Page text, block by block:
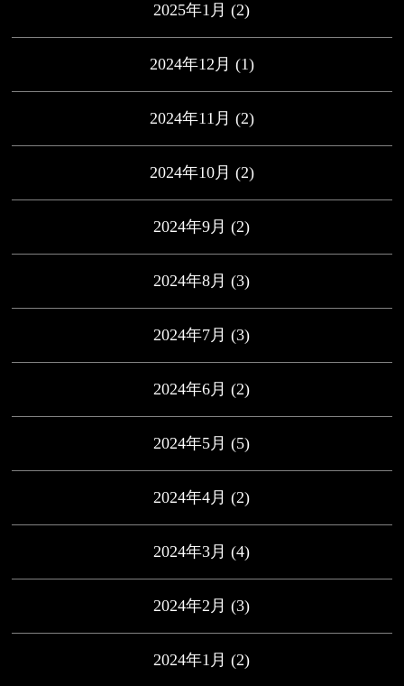
2025年1月 (2)
2024年12月 (1)
2024年11月 (2)
2024年10月 (2)
2024年9月 (2)
2024年8月 (3)
2024年7月 (3)
2024年6月 (2)
2024年5月 (5)
2024年4月 (2)
2024年3月 (4)
2024年2月 (3)
2024年1月 (2)